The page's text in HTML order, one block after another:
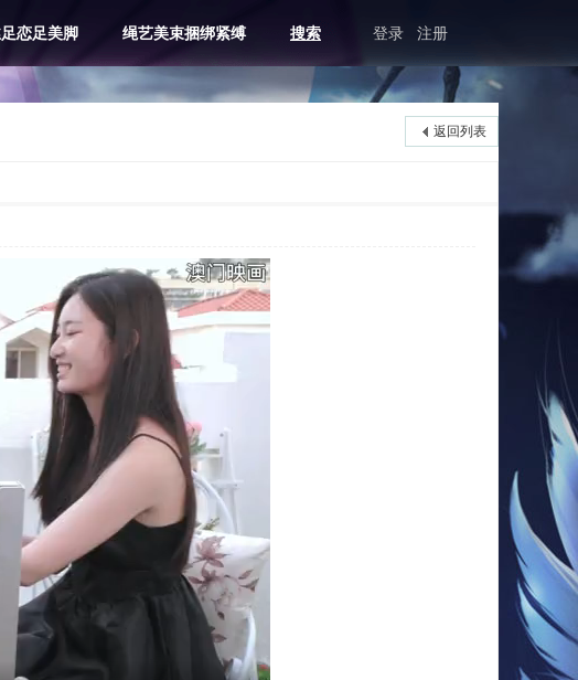
恋足美脚 绳艺美束捆绑紧缚 搜索 登录 注册
返回列表